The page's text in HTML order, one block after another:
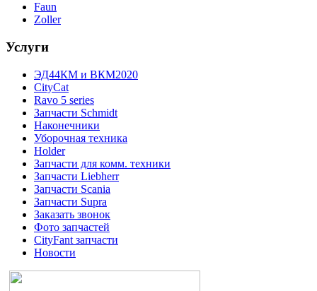
Faun
Zoller
Услуги
ЭД44КМ и ВКМ2020
CityCat
Ravo 5 series
Запчасти Schmidt
Наконечники
Уборочная техника
Holder
Запчасти для комм. техники
Запчасти Liebherr
Запчасти Scania
Запчасти Supra
Заказать звонок
Фото запчастей
CityFant запчасти
Новости